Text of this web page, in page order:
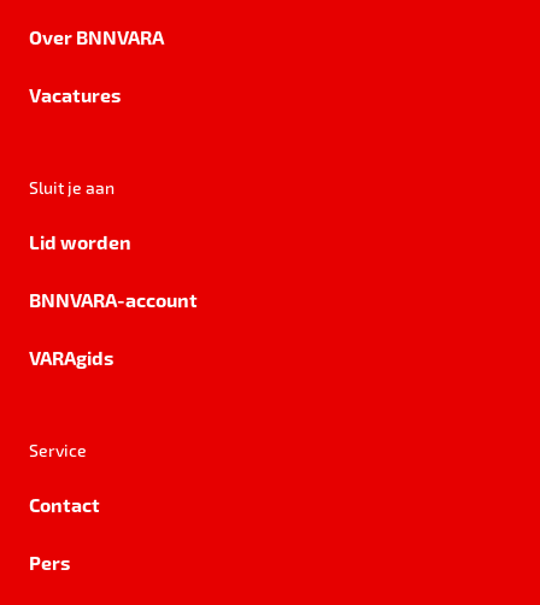
Over BNNVARA
Vacatures
Sluit je aan
Lid worden
BNNVARA-account
VARAgids
Service
Contact
Pers